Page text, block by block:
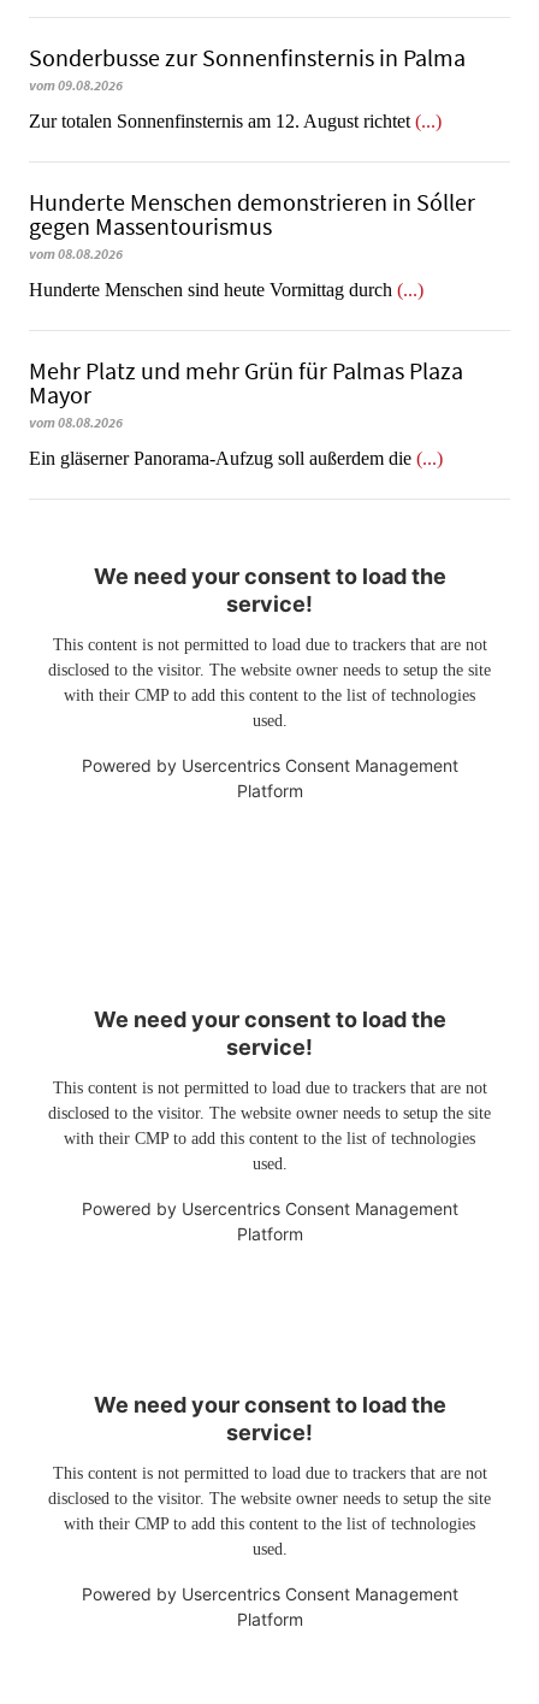
Sonderbusse zur Sonnenfinsternis in Palma
vom 09.08.2026
Zur totalen Sonnenfinsternis am 12. August richtet (...)
Hunderte Menschen demonstrieren in Sóller
gegen Massentourismus
vom 08.08.2026
Hunderte Menschen sind heute Vormittag durch (...)
Mehr Platz und mehr Grün für Palmas Plaza
Mayor
vom 08.08.2026
Ein gläserner Panorama-Aufzug soll außerdem die (...)
We need your consent to load the
service!
This content is not permitted to load due to trackers that are not
disclosed to the visitor. The website owner needs to setup the site
with their CMP to add this content to the list of technologies
used.
Powered by Usercentrics Consent Management
Platform
We need your consent to load the
service!
This content is not permitted to load due to trackers that are not
disclosed to the visitor. The website owner needs to setup the site
with their CMP to add this content to the list of technologies
used.
Powered by Usercentrics Consent Management
Platform
We need your consent to load the
service!
This content is not permitted to load due to trackers that are not
disclosed to the visitor. The website owner needs to setup the site
with their CMP to add this content to the list of technologies
used.
Powered by Usercentrics Consent Management
Platform